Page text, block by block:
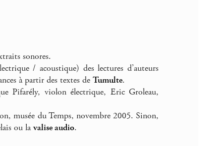
sonores.
/ acoustique) des lectures d’auteurs
à partir des textes de Tumulte.
Pifarély, violon électrique, Eric Groleau,
musée du Temps, novembre 2005. Sinon,
ou lavalise audio.